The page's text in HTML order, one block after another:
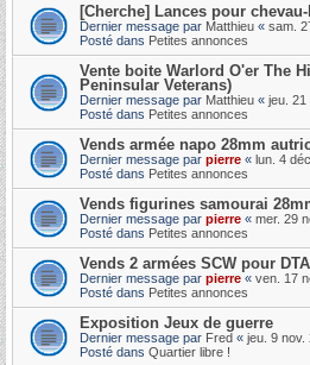
[Cherche] Lances pour
Dernier message par Matthieu « sam.
Posté dans Petites annonces
Vente boite Warlord O'er The
Peninsular Veterans)
Dernier message par Matthieu « jeu. 21
Posté dans Petites annonces
Vends armée napo 28mm
Dernier message par pierre « lun. 4
Posté dans Petites annonces
Vends figurines samourai
Dernier message par pierre « mer. 29
Posté dans Petites annonces
Vends 2 armées SCW pour
Dernier message par pierre « ven. 17
Posté dans Petites annonces
Exposition Jeux de guerre
Dernier message par Fred « jeu. 9 nov.
Posté dans Quartier libre !